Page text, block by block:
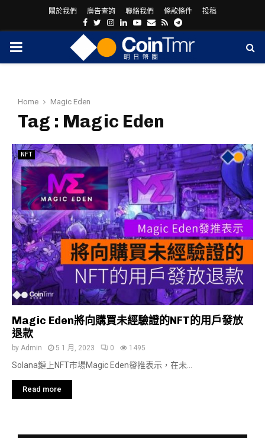
關於我們 廣告查詢 聯絡我們 條款條件 投稿
Facebook
Twitter
Instagram
LinkedinYoutube
Email
RssTelegram
PRIMARY
Home Magic Eden
Tag : Magic Eden
NFT
Magic Eden將向購買未經驗證的NFT的用戶發放
退款
by Admin 5 1 月, 2023 0 1495
Solana鏈上NFT市場Magic Eden發推表示，在未...
Read more